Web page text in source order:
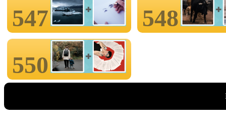
547
548
550